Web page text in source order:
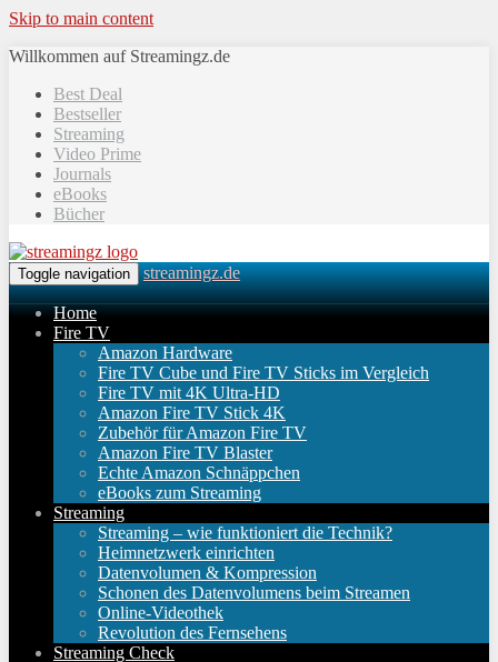
Skip to main content
Willkommen auf Streamingz.de
Best Deal
Bestseller
Streaming
Video Prime
Journals
eBooks
Bücher
Toggle navigation streamingz.de
Home
Fire TV
Amazon Hardware
Fire TV Cube und Fire TV Sticks im Vergleich
Fire TV mit 4K Ultra-HD
Amazon Fire TV Stick 4K
Zubehör für Amazon Fire TV
Amazon Fire TV Blaster
Echte Amazon Schnäppchen
eBooks zum Streaming
Streaming
Streaming – wie funktioniert die Technik?
Heimnetzwerk einrichten
Datenvolumen & Kompression
Schonen des Datenvolumens beim Streamen
Online-Videothek
Revolution des Fernsehens
Streaming Check